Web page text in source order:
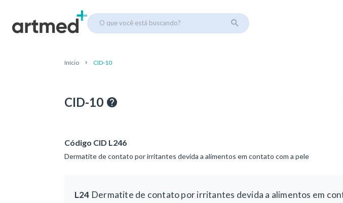
O que você está buscando?
Início CID-10
CID-10
Código CID L246
Dermatite de contato por irritantes devida a alimentos em contato com a pele
L24 Dermatite de contato por irritantes devida a alimentos em